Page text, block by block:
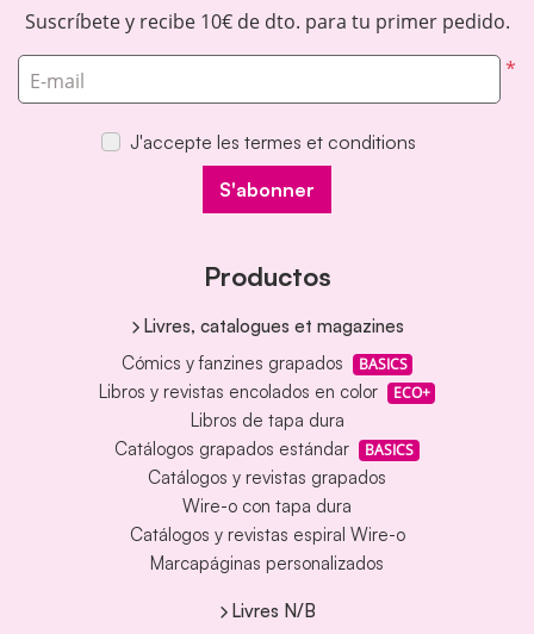
Suscríbete y recibe 10€ de dto. para tu primer pedido.
*
E-mail
J'accepte les termes et conditions
S'abonner
Productos
Livres, catalogues et magazines
Cómics y fanzines grapados
BASICS
Libros y revistas encolados en color ECO+
Libros de tapa dura
Catálogos grapados estándar
BASICS
Catálogos y revistas grapados
Wire-o con tapa dura
Catálogos y revistas espiral Wire-o
Marcapáginas personalizados
Livres N/B